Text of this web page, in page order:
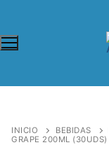
INICIO BEBIDAS
GRAPE 200ML (30UDS)